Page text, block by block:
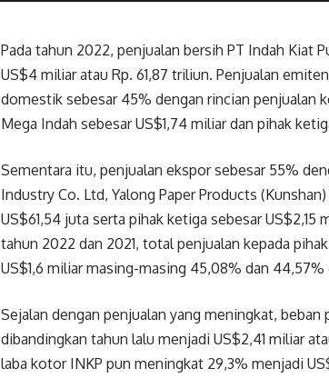
Pada tahun 2022, penjualan bersih PT Indah Kiat
US$4 miliar atau Rp. 61,87 triliun. Penjualan
domestik sebesar 45% dengan rincian penjualan
Mega Indah sebesar US$1,74 miliar dan pihak
Sementara itu, penjualan ekspor sebesar 55%
Industry Co. Ltd, Yalong Paper Products
US$61,54 juta serta pihak ketiga sebesar US$2,15
tahun 2022 dan 2021, total penjualan kepada
US$1,6 miliar masing-masing 45,08% dan
Sejalan dengan penjualan yang meningkat,
dibandingkan tahun lalu menjadi US$2,41 miliar
laba kotor INKP pun meningkat 29,3% menjadi